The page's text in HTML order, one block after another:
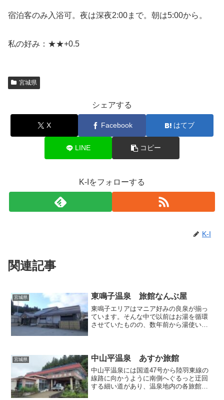
宿泊客のみ入浴可。夜は深夜2:00まで。朝は5:00から。
私の好み：★★+0.5
宮城県
シェアする
X Facebook はてブ
LINE コピー
K-Iをフォローする
K-I
関連記事
宮城県 東鳴子温泉 旅館なんぶ屋
東鳴子エリアはマニア好みの良泉が揃っ
ています。そんな中で以前はお湯を循環
させていたものの、数年前から湯使いが
けが賑やかな館内。玄関に...
宮城県 中山平温泉 あすか旅館
中山平温泉には国道47号から陸羽東線の
線路に向かうように南側へぐるっと迂回
する細い道があり、温泉地内の各旅館を